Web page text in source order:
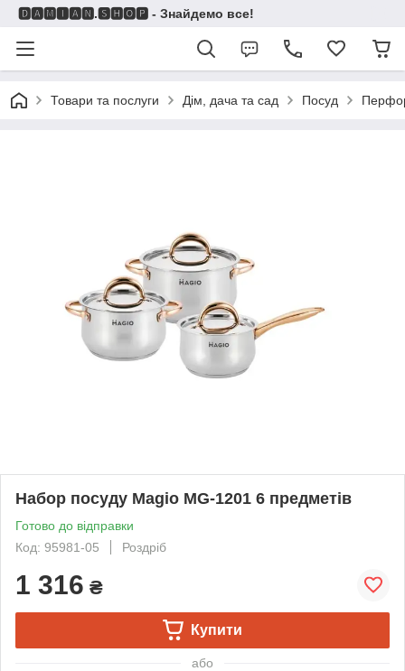
🅳🅰🅼🅸🅰🅽.🆂🅷🅾🅿 - Знайдемо все!
Товари та послуги Дім, дача та сад Посуд
Набор посуду Magio MG-1201 6 предметів
Готово до відправки
Код: 95981-05
Роздріб
1 316 ₴
Купити
або